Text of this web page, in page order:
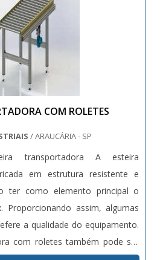
COM ROLETES
/ ARAUCÁRIA - SP
transportadora A esteira
em estrutura resistente e
ter como elemento principal o
assim, algumas
a qualidade do equipamento.
com roletes também pode ser